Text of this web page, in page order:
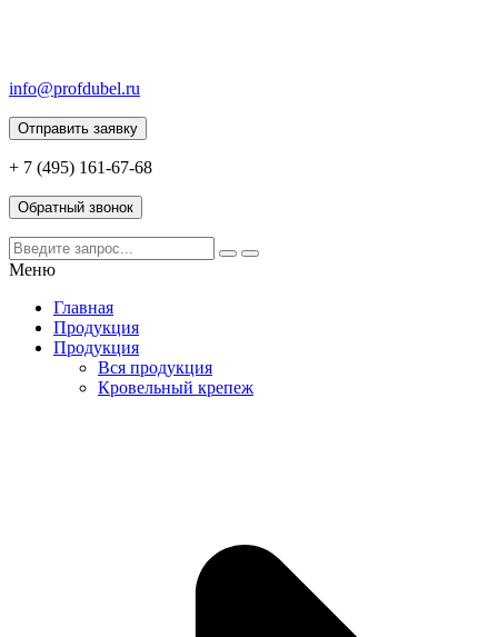
info@profdubel.ru
Отправить заявку
+ 7 (495) 161-67-68
Обратный звонок
Меню
Главная
Продукция
Продукция
Вся продукция
Кровельный крепеж